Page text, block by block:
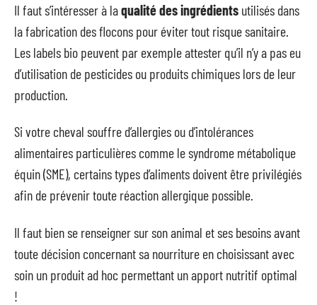
Il faut s’intéresser à laqualité des ingrédients utilisés dans
la fabrication des flocons pour éviter tout risque sanitaire.
Les labels bio peuvent par exemple attester qu’il n’y a pas eu
d’utilisation de pesticides ou produits chimiques lors de leur
production.
Si votre cheval souffre d’allergies ou d’intolérances
alimentaires particulières comme le syndrome métabolique
équin (SME), certains types d’aliments doivent être privilégiés
afin de prévenir toute réaction allergique possible.
Il faut bien se renseigner sur son animal et ses besoins avant
toute décision concernant sa nourriture en choisissant avec
soin un produit ad hoc permettant un apport nutritif optimal
!